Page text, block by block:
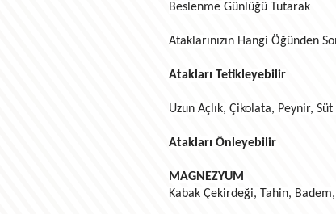
Beslenme Günlüğü Tutarak
Ataklarınızın Hangi Öğünden
Atakları Tetikleyebilir
Uzun Açlık, Çikolata, Peynir,
Atakları Önleyebilir
MAGNEZYUM
Kabak Çekirdeği, Tahin,